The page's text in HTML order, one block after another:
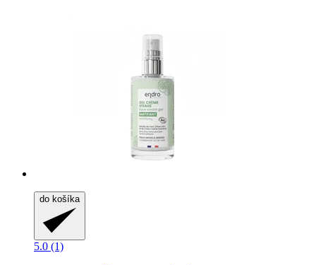
do košíka
5.0 (1)